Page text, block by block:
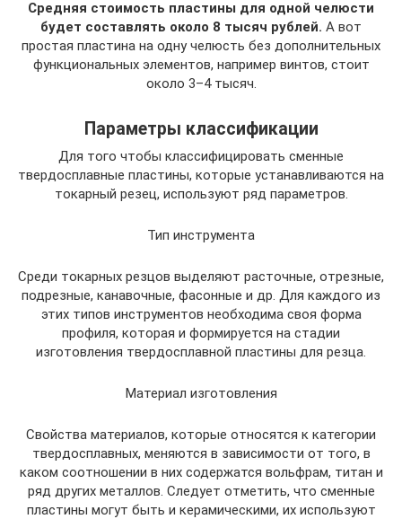
Средняя стоимость пластины для одной челюсти
будет составлять около 8 тысяч рублей. А вот
простая пластина на одну челюсть без дополнительных
функциональных элементов, например винтов, стоит
около 3–4 тысяч.
Параметры классификации
Для того чтобы классифицировать сменные
твердосплавные пластины, которые устанавливаются на
токарный резец, используют ряд параметров.
Тип инструмента
Среди токарных резцов выделяют расточные, отрезные,
подрезные, канавочные, фасонные и др. Для каждого из
этих типов инструментов необходима своя форма
профиля, которая и формируется на стадии
изготовления твердосплавной пластины для резца.
Материал изготовления
Свойства материалов, которые относятся к категории
твердосплавных, меняются в зависимости от того, в
каком соотношении в них содержатся вольфрам, титан и
ряд других металлов. Следует отметить, что сменные
пластины могут быть и керамическими, их используют